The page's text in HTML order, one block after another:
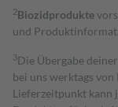
2Biozidprodukte
und
3Die Übergabe
bei uns werktags
Lieferzeitpunkt kann